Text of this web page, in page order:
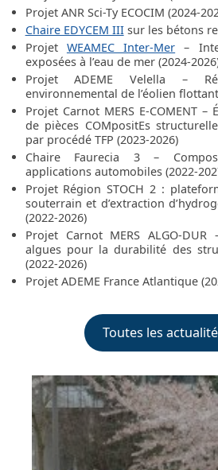
Projet ANR Sci-Ty ECOCIM (2024-
Chaire EDYCEM IIIsur les bétons
Projet WEAMEC Inter-Mer –
exposées à l’eau de mer (2024-
Projet ADEME Velella –
environnemental de l’éolien
Projet Carnot MERS E-COMENT
de pièces COMpositEs
par procédé TFP (2023-2026)
Chaire Faurecia 3 –
applications automobiles (2022-
Projet Région STOCH 2 :
souterrain et d’extraction
(2022-2026)
Projet Carnot MERS ALGO-
algues pour la durabilité des
(2022-2026)
Projet ADEME France Atlantique
Toutes les